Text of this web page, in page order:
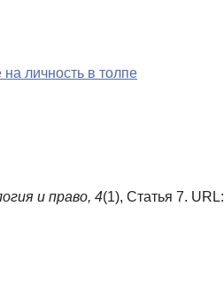
на личность в толпе
и право, 4(1), Статья 7. URL: